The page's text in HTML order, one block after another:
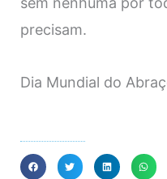
precisam.
Dia Mundial do